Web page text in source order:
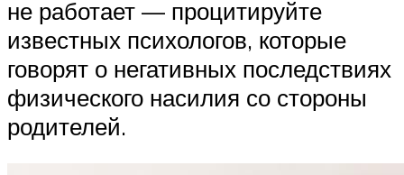
не работает — процитируйте
известных психологов, которые
говорят о негативных последствиях
физического насилия со стороны
родителей.